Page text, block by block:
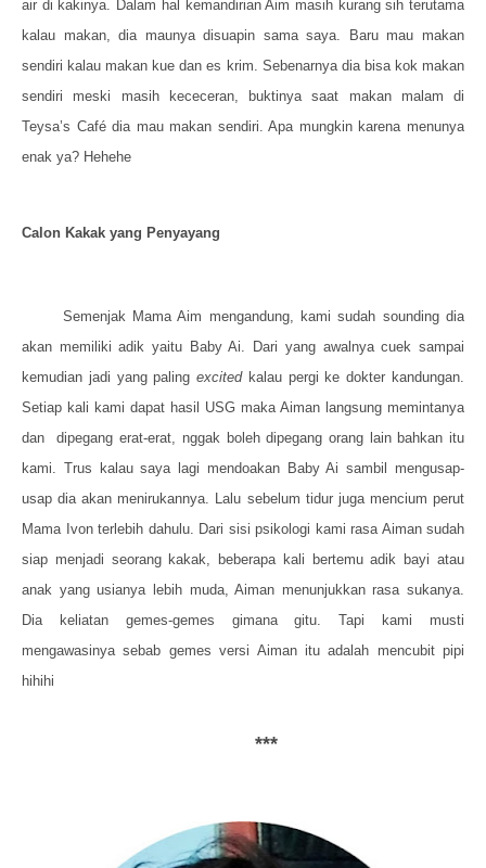
air di kakinya. Dalam hal kemandirian Aim masih kurang sih terutama
kalau makan, dia maunya disuapin sama saya. Baru mau makan
sendiri kalau makan kue dan es krim. Sebenarnya dia bisa kok makan
sendiri meski masih kececeran, buktinya saat makan malam di
Teysa’s Café dia mau makan sendiri. Apa mungkin karena menunya
enak ya? Hehehe
Calon Kakak yang Penyayang
Semenjak Mama Aim mengandung, kami sudah sounding dia
akan memiliki adik yaitu Baby Ai. Dari yang awalnya cuek sampai
kemudian jadi yang palingexcitedkalau pergi ke dokter kandungan.
Setiap kali kami dapat hasil USG maka Aiman langsung memintanya
dan dipegang erat-erat, nggak boleh dipegang orang lain bahkan itu
kami. Trus kalau saya lagi mendoakan Baby Ai sambil mengusap-
usap dia akan menirukannya. Lalu sebelum tidur juga mencium perut
Mama Ivon terlebih dahulu. Dari sisi psikologi kami rasa Aiman sudah
siap menjadi seorang kakak, beberapa kali bertemu adik bayi atau
anak yang usianya lebih muda, Aiman menunjukkan rasa sukanya.
Dia keliatan gemes-gemes gimana gitu. Tapi kami musti
mengawasinya sebab gemes versi Aiman itu adalah mencubit pipi
hihihi
***